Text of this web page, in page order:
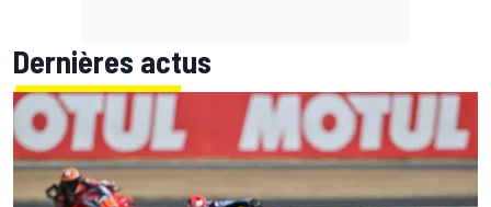
Dernières actus